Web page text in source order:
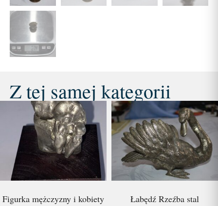
Z tej samej kategorii
Figurka mężczyzny i kobiety
Łabędź Rzeźba stal